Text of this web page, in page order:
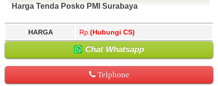
Harga Tenda Posko PMI Surabaya
HARGA Rp. (Hubungi CS)
Chat Whatsapp
Telphone